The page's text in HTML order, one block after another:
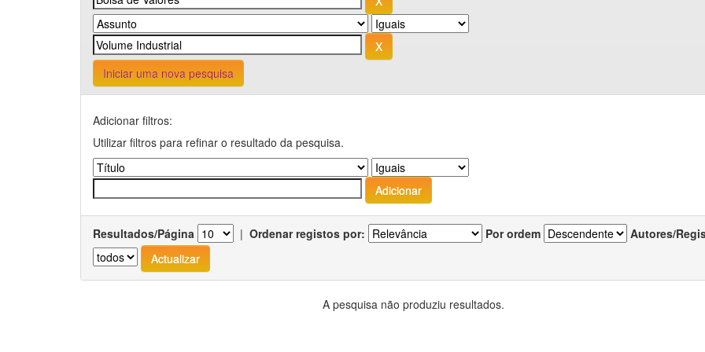
Iniciar uma nova pesquisa
Adicionar filtros:
Utilizar filtros para refinar o resultado da pesquisa.
Resultados/Página | Ordenar registos por: Por ordem Autores/
A pesquisa não produziu resultados.